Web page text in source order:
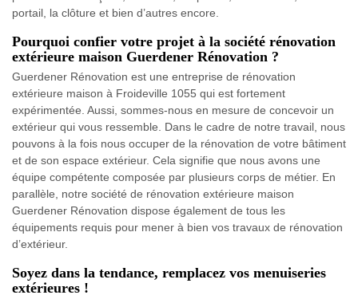
portail, la clôture et bien d’autres encore.
Pourquoi confier votre projet à la société rénovation
extérieure maison Guerdener Rénovation ?
Guerdener Rénovation est une entreprise de rénovation
extérieure maison à Froideville 1055 qui est fortement
expérimentée. Aussi, sommes-nous en mesure de concevoir un
extérieur qui vous ressemble. Dans le cadre de notre travail, nous
pouvons à la fois nous occuper de la rénovation de votre bâtiment
et de son espace extérieur. Cela signifie que nous avons une
équipe compétente composée par plusieurs corps de métier. En
parallèle, notre société de rénovation extérieure maison
Guerdener Rénovation dispose également de tous les
équipements requis pour mener à bien vos travaux de rénovation
d’extérieur.
Soyez dans la tendance, remplacez vos menuiseries
extérieures !